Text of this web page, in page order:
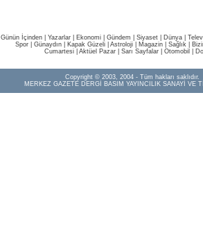
Günün İçinden Yazarlar Ekonomi Gündem Siyaset Dünya |
Spor
Günaydın Kapak Güzeli Astroloji Magazin Sağlık
Cumartesi| Aktüel Pazar| Sarı Sayfalar| Otomobil
Copyright © 2003, 2004 - Tüm hakları saklıdır.
MERKEZ GAZETE DERGİ BASIM YAYINCILIK SANAYİ VE